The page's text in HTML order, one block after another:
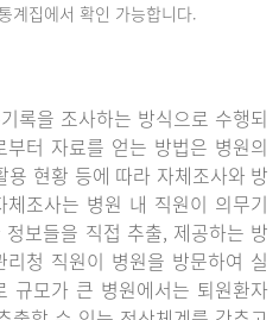
계집에서 확인 가능합니다.
록을 조사하는 방식으로 수행되
터 자료를 얻는 방법은 병원의
용 현황 등에 따라 자체조사와 방
조사는 병원 내 직원이 의무기
보들을 직접 추출, 제공하는 방
청 직원이 병원을 방문하여 실
규모가 큰 병원에서는 퇴원환자